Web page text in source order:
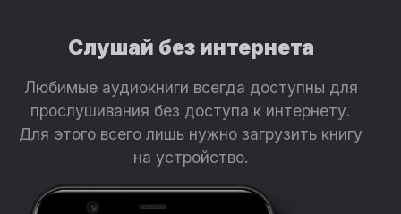
Слушай без интернета
Любимые аудиокниги всегда доступны для
прослушивания без доступа к интернету.
Для этого всего лишь нужно загрузить книгу
на устройство.